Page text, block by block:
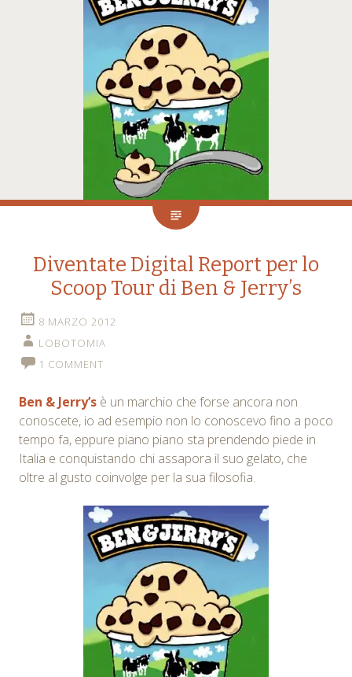
Diventate Digital Report per lo
Scoop Tour di Ben & Jerry’s
8 MARZO 2012
LOBOTOMIA
1 COMMENT
Ben & Jerry’s è un marchio che forse ancora non
conoscete, io ad esempio non lo conoscevo fino a poco
tempo fa, eppure piano piano sta prendendo piede in
Italia e conquistando chi assapora il suo gelato, che
oltre al gusto coinvolge per la sua filosofia.